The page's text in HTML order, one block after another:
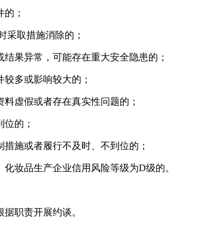
；
采取措施消除的；
果异常，可能存在重大安全隐患的；
多或影响较大的；
虚假或者存在真实性问题的；
的；
施或者履行不及时、不到位的；
妆品生产企业信用风险等级为D级的。
职责开展约谈。